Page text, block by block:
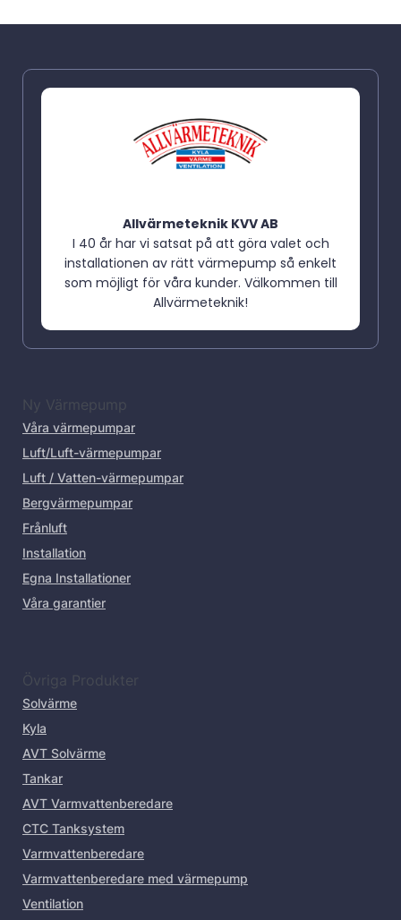
Allvärmeteknik KVV AB
I 40 år har vi satsat på att göra valet och
installationen av rätt värmepump så enkelt
som möjligt för våra kunder. Välkommen till
Allvärmeteknik!
Ny Värmepump
Våra värmepumpar
Luft/Luft-värmepumpar
Luft / Vatten-värmepumpar
Bergvärmepumpar
Frånluft
Installation
Egna Installationer
Våra garantier
Övriga Produkter
Solvärme
Kyla
AVT Solvärme
Tankar
AVT Varmvattenberedare
CTC Tanksystem
Varmvattenberedare
Varmvattenberedare med värmepump
Ventilation